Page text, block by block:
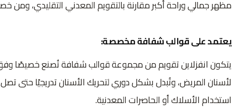
مظهر جمالي وراحة أكبر مقارنة بالتقويم المعدني التقليدي، ومن
يعتمد على قوالب شفافة مخصصة:
يتكون انفزلاين تقويم من مجموعة قوالب شفافة تُصنع خصيصًا
لأسنان المريض، وتُبدل بشكل دوري لتحريك الأسنان تدريجيًا حتى
استخدام الأسلاك أو الحاصرات المعدنية.